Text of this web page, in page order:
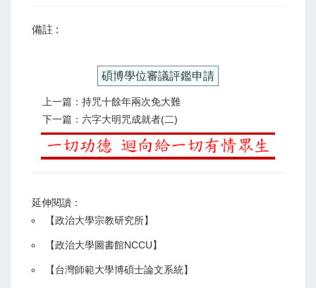
備註 :
碩博學位審議評鑑申請
上一篇：持咒十餘年兩次免大難
下一篇：六字大明咒成就者(二)
延伸閱讀：
【政治大學宗教研究所】
【政治大學圖書館NCCU】
【台灣師範大學博碩士論文系統】